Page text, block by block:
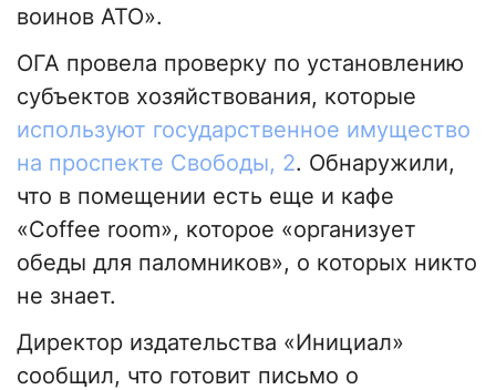
воинов АТО».
ОГА провела проверку по установлению
субъектов хозяйствования, которые
используют государственное имущество
на проспекте Свободы, 2. Обнаружили,
что в помещении есть еще и кафе
«Coffee room», которое «организует
обеды для паломников», о которых никто
не знает.
Директор издательства «Инициал»
сообщил, что готовит письмо о